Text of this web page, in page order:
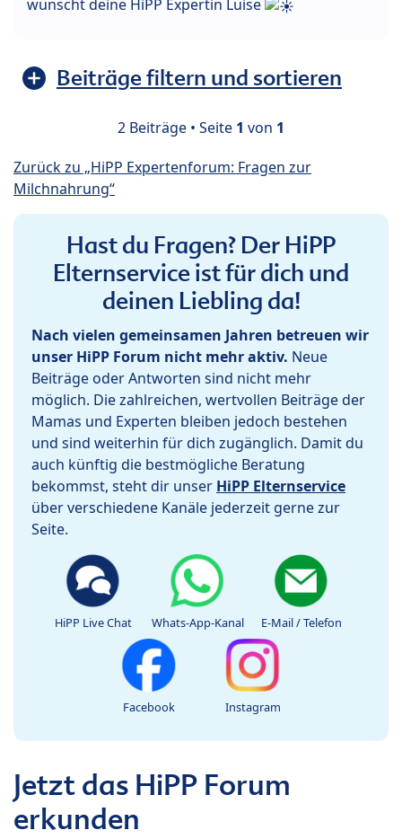
wünscht deine HiPP Expertin Luise
Beiträge filtern und sortieren
2 Beiträge • Seite 1 von 1
Zurück zu „HiPP Expertenforum: Fragen zur
Milchnahrung“
Hast du Fragen? Der HiPP
Elternservice ist für dich und
deinen Liebling da!
Nach vielen gemeinsamen Jahren betreuen wir
unser HiPP Forum nicht mehr aktiv. Neue
Beiträge oder Antworten sind nicht mehr
möglich. Die zahlreichen, wertvollen Beiträge der
Mamas und Experten bleiben jedoch bestehen
und sind weiterhin für dich zugänglich. Damit du
auch künftig die bestmögliche Beratung
bekommst, steht dir unser HiPP Elternservice
über verschiedene Kanäle jederzeit gerne zur
Seite.
HiPP Live Chat Whats-App-Kanal E-Mail / Telefon
Facebook Instagram
Jetzt das HiPP Forum
erkunden